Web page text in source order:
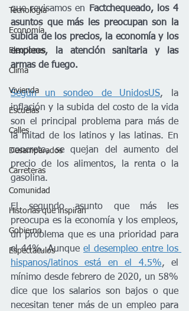
Tecnología
Economía
Elecciones
Clima
Vivienda
Escuelas
Calles
Desamparados
Carreteras
Comunidad
Historias que inspiran
Gobierno
Espectáculos
que revisamos en
Factchequeado, los 4
asuntos que más les preocupan son la
subida de los precios, la economía y los
empleos, la atención sanitaria y las
armas de fuego.
Según un sondeo de UnidosUS, la
inflación y la subida del costo de la vida
son el principal problema para más de
la mitad de los latinos y las latinas. En
concreto, se quejan del aumento del
precio de los alimentos, la renta o la
gasolina.
El segundo asunto que más les
preocupa es la economía y los empleos,
un problema que es una prioridad para
el 44%. Aunque el desempleo entre los
hispanos/latinos está en el 4.5%, el
mínimo desde febrero de 2020, un 58%
dice que los salarios son bajos o que
necesitan tener más de un empleo para